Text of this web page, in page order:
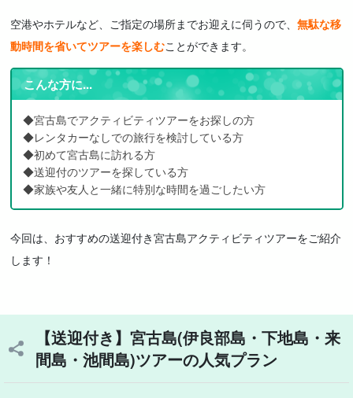
空港やホテルなど、ご指定の場所までお迎えに伺うので、 無駄な移
動時間を省いてツアーを楽しむことができます。
こんな方に...
◆宮古島でアクティビティツアーをお探しの方
◆レンタカーなしでの旅行を検討している方
◆初めて宮古島に訪れる方
◆送迎付のツアーを探している方
◆家族や友人と一緒に特別な時間を過ごしたい方
今回は、おすすめの送迎付き宮古島アクティビティツアーをご紹介
します！
【送迎付き】宮古島(伊良部島・下地島・来
間島・池間島)ツアーの人気プラン